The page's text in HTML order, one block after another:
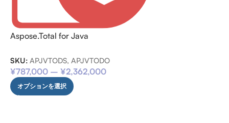
Aspose.Total for Java
SKU: APJVTODS, APJVTODO
¥787,000 – ¥2,362,000
オプションを選択